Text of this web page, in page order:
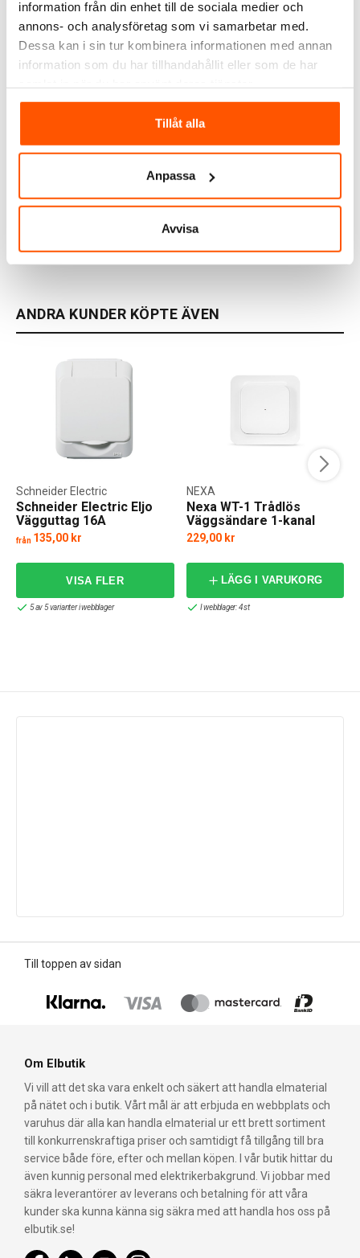
information från din enhet till de sociala medier och
annons- och analysföretag som vi samarbetar med.
Dessa kan i sin tur kombinera informationen med annan
information som du har tillhandahållit eller som de har
Tillåt alla
Anpassa
Avvisa
Nexa MLT-1925
Tryckknapp Dörrklocka
NEXA
Honeywell Dörrklocka
Plugin DC311NP2
Honeywell Home
ANDRA KUNDER KÖPTE ÄVEN
Schneider Electric Eljo
Vägguttag 16A
Schneider Electric
från 135,00 kr
5 av 5 varianter i webblager
Nexa WT-1 Trådlös
Väggsändare 1-kanal
NEXA
229,00 kr
LÄGG I VARUKORG
I webblager: 4 st
Till toppen av sidan
Om Elbutik
Vi vill att det ska vara enkelt och säkert att handla elmaterial
på nätet och i butik. Vårt mål är att erbjuda en webbplats och
varuhus där alla kan handla elmaterial ur ett brett sortiment
till konkurrenskraftiga priser och samtidigt få tillgång till bra
service både före, efter och mellan köpen. I vår butik hittar du
även kunnig personal med elektrikerbakgrund. Vi jobbar med
säkra leverantörer av leverans och betalning för att våra
kunder ska kunna känna sig säkra med att handla hos oss på
elbutik.se!